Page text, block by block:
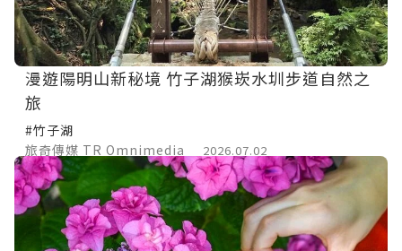
漫遊陽明山新秘境 竹子湖猴崁水圳步道自然之
旅
#竹子湖
旅奇傳媒 TR Omnimedia
2026.07.02